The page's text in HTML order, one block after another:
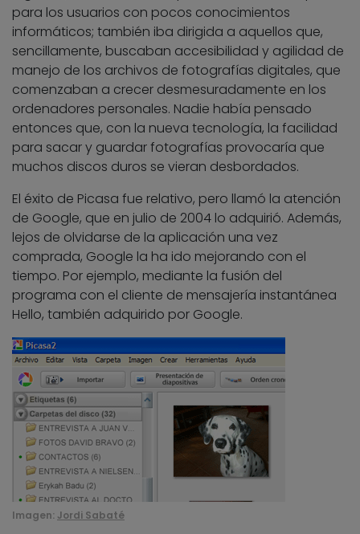
para los usuarios con pocos conocimientos
informáticos; también iba dirigida a aquellos que,
sencillamente, buscaban accesibilidad y agilidad de
manejo de los archivos de fotografías digitales, que
comenzaban a crecer desmesuradamente en los
ordenadores personales. Nadie había pensado
entonces que, con la nueva tecnología, la facilidad
para sacar y guardar fotografías provocaría que
muchos discos duros se vieran desbordados.
El éxito de Picasa fue relativo, pero llamó la atención
de Google, que en julio de 2004 lo adquirió. Además,
lejos de olvidarse de la aplicación una vez
comprada, Google la ha ido mejorando con el
tiempo. Por ejemplo, mediante la fusión del
programa con el cliente de mensajería instantánea
Hello, también adquirido por Google.
Imagen: Jordi Sabaté